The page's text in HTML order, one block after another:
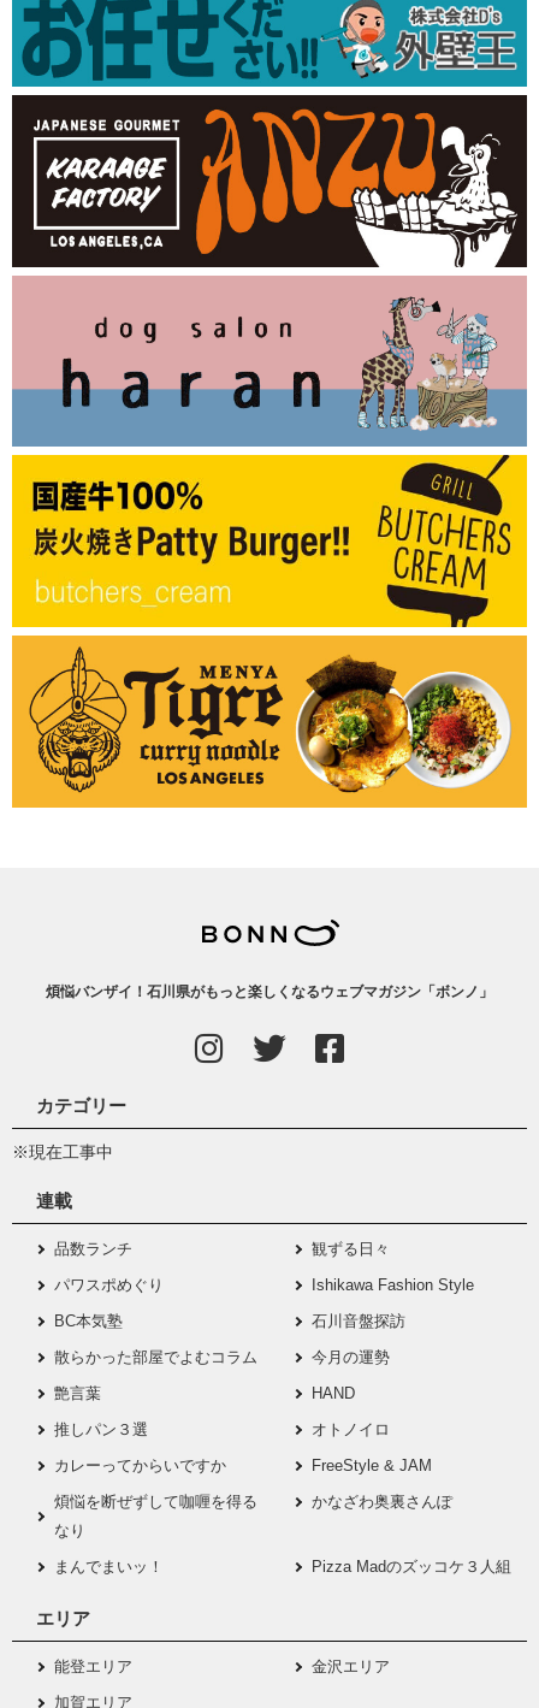
煩悩バンザイ！石川県がもっと楽しくなるウェブマガジン「ボンノ」
カテゴリー
※現在工事中
連載
品数ランチ
観ずる日々
パワスポめぐり
Ishikawa Fashion Style
BC本気塾
石川音盤探訪
散らかった部屋でよむコラム
今月の運勢
艶言葉
HAND
推しパン３選
オトノイロ
カレーってからいですか
FreeStyle & JAM
煩悩を断ぜずして咖喱を得る
なり
かなざわ奥裏さんぽ
まんでまいッ！ Pizza Madのズッコケ３人組
エリア
能登エリア
金沢エリア
加賀エリア